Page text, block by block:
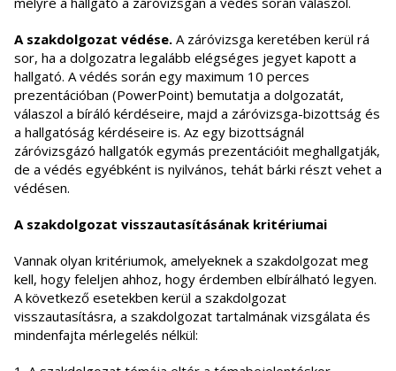
A szakdolgozat védése. A záróvizsga keretében kerül rá
sor, ha a dolgozatra legalább elégséges jegyet kapott a
hallgató. A védés során egy maximum 10 perces
prezentációban (PowerPoint) bemutatja a dolgozatát,
válaszol a bíráló kérdéseire, majd a záróvizsga-bizottság és
a hallgatóság kérdéseire is. Az egy bizottságnál
záróvizsgázó hallgatók egymás prezentációit meghallgatják,
de a védés egyébként is nyilvános, tehát bárki részt vehet a
védésen.
A szakdolgozat visszautasításának kritériumai
Vannak olyan kritériumok, amelyeknek a szakdolgozat meg
kell, hogy feleljen ahhoz, hogy érdemben elbírálható legyen.
A következő esetekben kerül a szakdolgozat
visszautasításra, a szakdolgozat tartalmának vizsgálata és
mindenfajta mérlegelés nélkül: